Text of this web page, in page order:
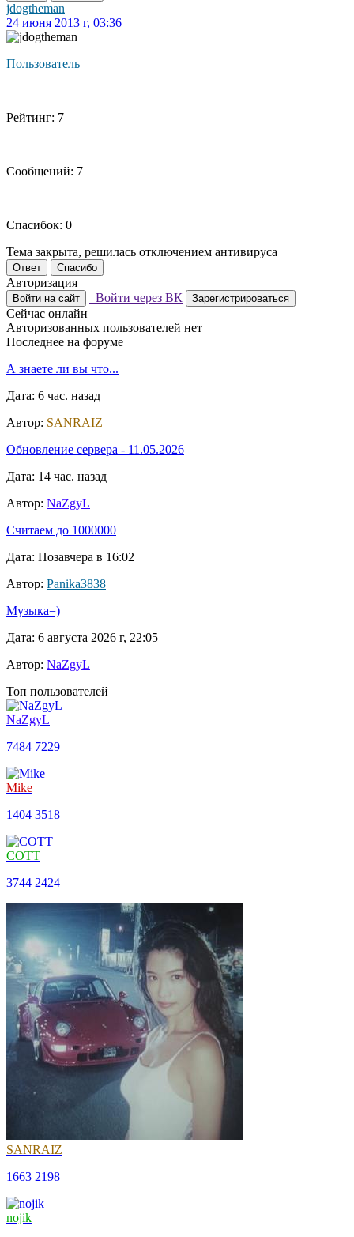
jdogtheman
24 июня 2013 г, 03:36
Пользователь
Рейтинг: 7
Сообщений: 7
Спасибок: 0
Тема закрыта, решилась отключением антивируса
Ответ Спасибо
Авторизация
Войти на сайт Войти через ВК Зарегистрироваться
Сейчас онлайн
Авторизованных пользователей нет
Последнее на форуме
А знаете ли вы что...
Дата: 6 час. назад
Автор: SANRAIZ
Обновление сервера - 11.05.2026
Дата: 14 час. назад
Автор: NaZgyL
Считаем до 1000000
Дата: Позавчера в 16:02
Автор: Panika3838
Музыка=)
Дата: 6 августа 2026 г, 22:05
Автор: NaZgyL
Топ пользователей
NaZgyL
7484 7229
Mike
1404 3518
COTT
3744 2424
SANRAIZ
1663 2198
nojik